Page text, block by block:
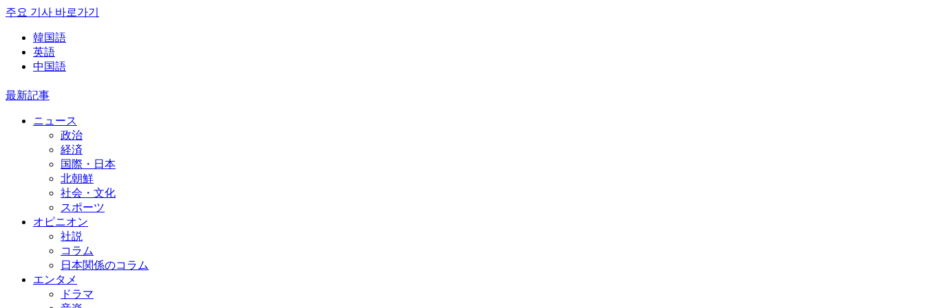
주요 기사 바로가기
韓国語
英語
中国語
最新記事
ニュース
政治
経済
国際・日本
北朝鮮
社会・文化
スポーツ
オピニオン
社説
コラム
日本関係のコラム
エンタメ
ドラマ